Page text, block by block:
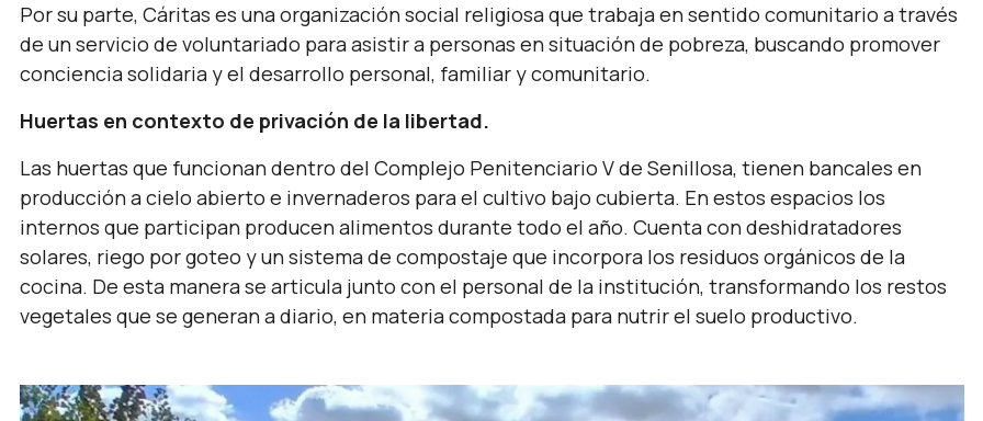
Por su parte, Cáritas es una organización social religiosa que trabaja en sentido comunitario a través
de un servicio de voluntariado para asistir a personas en situación de pobreza, buscando promover
conciencia solidaria y el desarrollo personal, familiar y comunitario.
Huertas en contexto de privación de la libertad.
Las huertas que funcionan dentro del Complejo Penitenciario V de Senillosa, tienen bancales en
producción a cielo abierto e invernaderos para el cultivo bajo cubierta. En estos espacios los
internos que participan producen alimentos durante todo el año. Cuenta con deshidratadores
solares, riego por goteo y un sistema de compostaje que incorpora los residuos orgánicos de la
cocina. De esta manera se articula junto con el personal de la institución, transformando los restos
vegetales que se generan a diario, en materia compostada para nutrir el suelo productivo.